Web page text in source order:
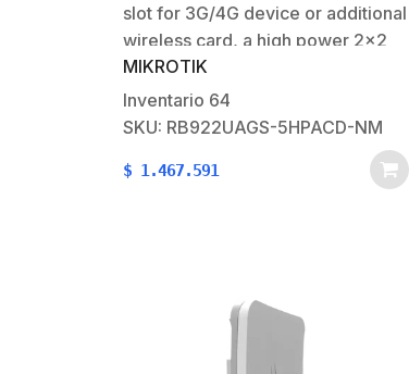
slot for 3G/4G device or additional
wireless card, a high power 2×2
dual chain 802.11ac wireless and
two RP-SMA connectors for
external antennasThe NetMetal is
waterproof metal enclosure…
MIKROTIK
Inventario 64
SKU: RB922UAGS-5HPACD-NM
$ 1.467.591